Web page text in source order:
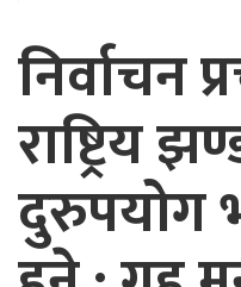
निर्वाचन
राष्ट्रिय
दुरुपयोग